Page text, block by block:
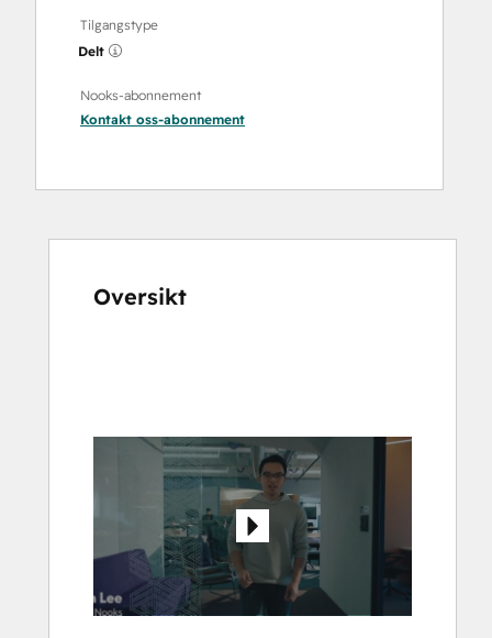
Tilgangstype
Delt
Nooks-abonnement
Kontakt oss-abonnement
Oversikt